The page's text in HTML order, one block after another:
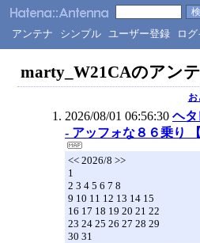
アンテナ シンプル ユーザー登録 ロ
marty_W21CAのアン
お
2026/08/01 06:56:30 ヘタ
- アッフォな８６乗り
<< 2026/8 >>
1
2 3 4 5 6 7 8
9 10 11 12 13 14 15
16 17 18 19 20 21 22
23 24 25 26 27 28 29
30 31